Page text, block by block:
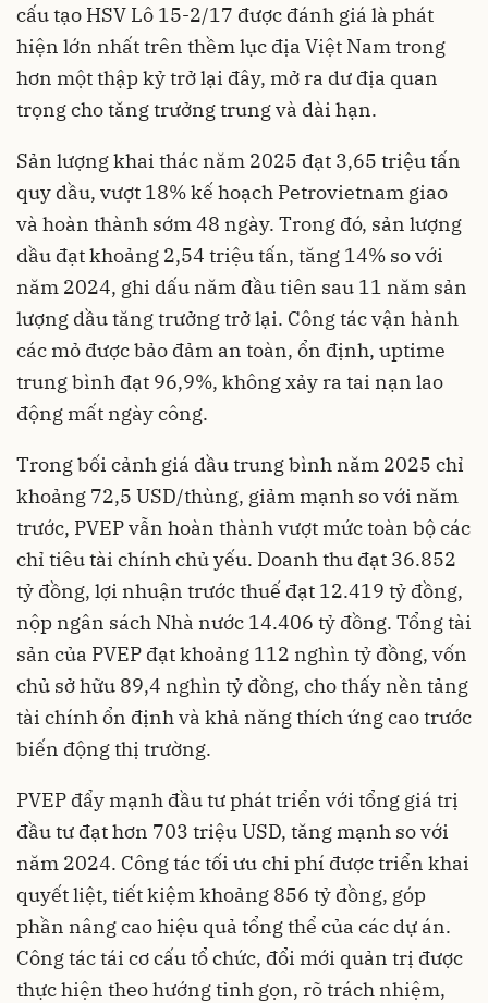
cấu tạo HSV Lô 15-2/17 được đánh giá là phát
hiện lớn nhất trên thềm lục địa Việt Nam trong
hơn một thập kỷ trở lại đây, mở ra dư địa quan
trọng cho tăng trưởng trung và dài hạn.
Sản lượng khai thác năm 2025 đạt 3,65 triệu tấn
quy dầu, vượt 18% kế hoạch Petrovietnam giao
và hoàn thành sớm 48 ngày. Trong đó, sản lượng
dầu đạt khoảng 2,54 triệu tấn, tăng 14% so với
năm 2024, ghi dấu năm đầu tiên sau 11 năm sản
lượng dầu tăng trưởng trở lại. Công tác vận hành
các mỏ được bảo đảm an toàn, ổn định, uptime
trung bình đạt 96,9%, không xảy ra tai nạn lao
động mất ngày công.
Trong bối cảnh giá dầu trung bình năm 2025 chỉ
khoảng 72,5 USD/thùng, giảm mạnh so với năm
trước, PVEP vẫn hoàn thành vượt mức toàn bộ các
chỉ tiêu tài chính chủ yếu. Doanh thu đạt 36.852
tỷ đồng, lợi nhuận trước thuế đạt 12.419 tỷ đồng,
nộp ngân sách Nhà nước 14.406 tỷ đồng. Tổng tài
sản của PVEP đạt khoảng 112 nghìn tỷ đồng, vốn
chủ sở hữu 89,4 nghìn tỷ đồng, cho thấy nền tảng
tài chính ổn định và khả năng thích ứng cao trước
biến động thị trường.
PVEP đẩy mạnh đầu tư phát triển với tổng giá trị
đầu tư đạt hơn 703 triệu USD, tăng mạnh so với
năm 2024. Công tác tối ưu chi phí được triển khai
quyết liệt, tiết kiệm khoảng 856 tỷ đồng, góp
phần nâng cao hiệu quả tổng thể của các dự án.
Công tác tái cơ cấu tổ chức, đổi mới quản trị được
thực hiện theo hướng tinh gọn, rõ trách nhiệm,